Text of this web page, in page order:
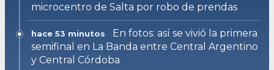
microcentro de Salta por robo de prendas
hace 53 minutos
En fotos: así se vivió la primera
semifinal en La Banda entre Central Argentino
y Central Córdoba